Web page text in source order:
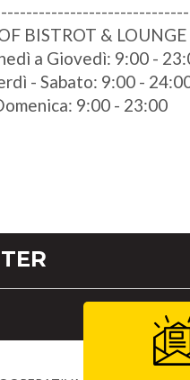
BISTROT & LOUNGE
a Giovedì: 9:00 -
- Sabato: 9:00 -
9:00 - 23:00